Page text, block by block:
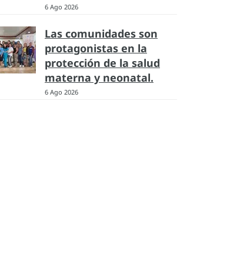
6 Ago 2026
Las comunidades son
protagonistas en la
protección de la salud
materna y neonatal.
6 Ago 2026